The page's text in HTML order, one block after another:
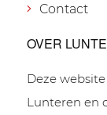
Contact
OVER
Deze
Lunteren en